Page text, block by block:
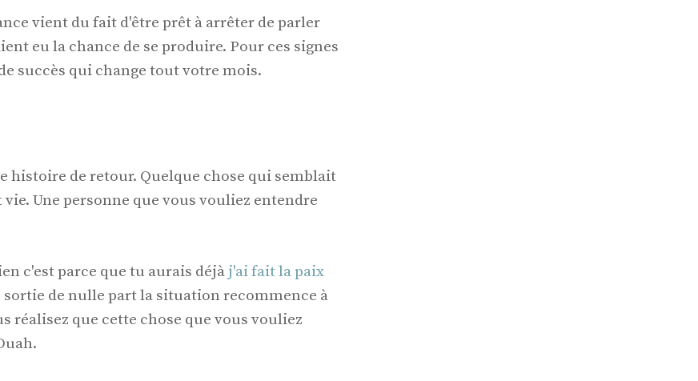
vient du fait d'être prêt à arrêter de parler
eu la chance de se produire. Pour ces signes
succès qui change tout votre mois.
histoire de retour. Quelque chose qui semblait
Une personne que vous vouliez entendre
c'est parce que tu aurais déjà j'ai fait la paix
sortie de nulle part la situation recommence à
réalisez que cette chose que vous vouliez